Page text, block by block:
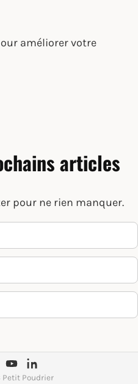
Petit Poudrier
améliorer votre
articles
pour ne rien manquer.